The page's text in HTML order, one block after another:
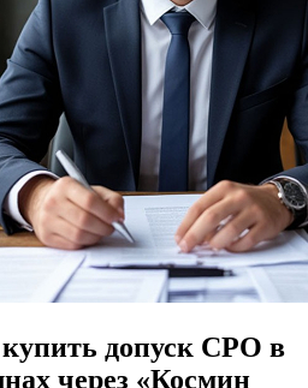
допуск СРО в
через «Космин